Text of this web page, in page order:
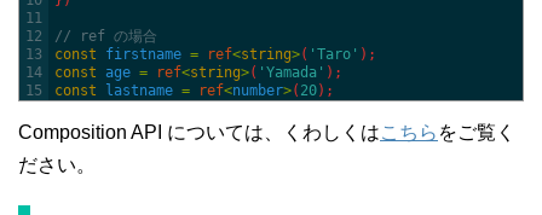
11
12
13
14
15
// ref の場合
const
firstname = ref<string>( 'Taro' ) ;
const
age = ref<string>( 'Yamada' ) ;
const
lastname = ref<number>( 20) ;
Composition API については、くわしくはこちら をご覧く
ださい。